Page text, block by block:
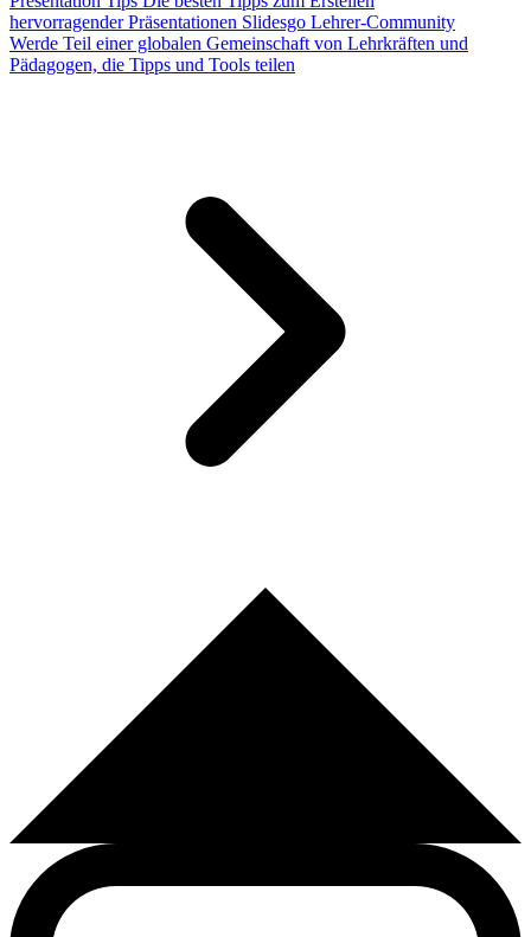
hervorragender Präsentationen Slidesgo Lehrer-Community
Werde Teil einer globalen Gemeinschaft von Lehrkräften und
Pädagogen, die Tipps und Tools teilen